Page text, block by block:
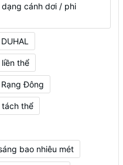
cánh dơi / phi
thể
Đông
thể
bao nhiêu mét